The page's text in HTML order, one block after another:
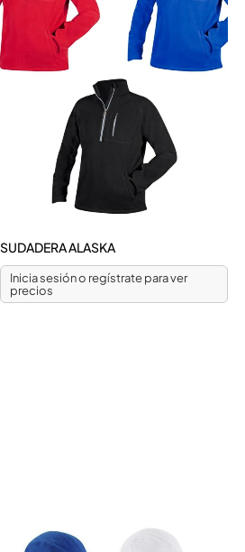
SUDADERA ALASKA
Inicia sesión o regístrate para ver
precios